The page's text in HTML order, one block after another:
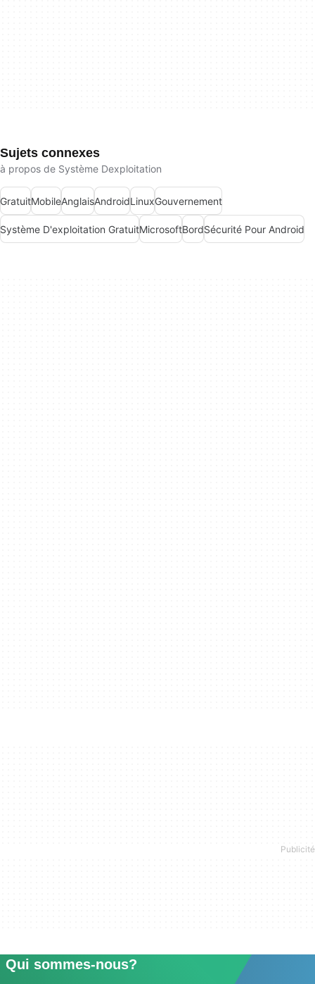
Sujets connexes
à propos de Système Dexploitation
GratuitMobileAnglaisAndroidLinuxGouvernement
Système D'exploitation GratuitMicrosoftBordSécurité Pour Android
Qui sommes-nous?